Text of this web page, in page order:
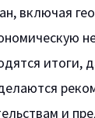
включая
итоги,
и